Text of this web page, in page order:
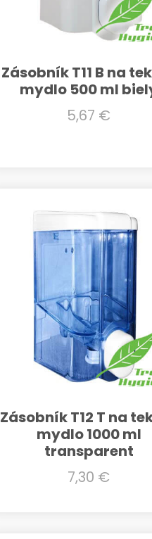
Zásobník T11 B na
mydlo 500 ml
5,67 €
Zásobník T12 T na
mydlo 1000 ml
transparent
7,30 €